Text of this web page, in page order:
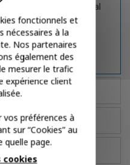
et rappel postural
corset à toutes les
fonctionnels et
nécessaires à la
Nos partenaires
également des
mesurer le trafic
expérience client
préférences à
sur “Cookies” au
quelle page.
cookies